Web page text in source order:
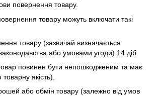
повернення товару.
товару можуть включати такі
товару (зазвичай визначається
або умовами угоди) 14 діб.
повинен бути непошкодженим та має
якість).
або обмін товару (залежно від умов